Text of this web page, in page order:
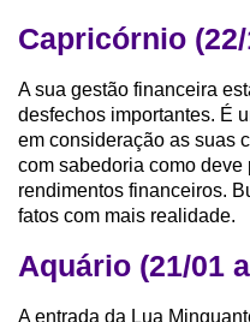
Capricórnio (22/
A sua gestão financeira
desfechos importantes. É
em consideração as suas
com sabedoria como deve
rendimentos financeiros.
fatos com mais realidade.
Aquário (21/01
A entrada da Lua